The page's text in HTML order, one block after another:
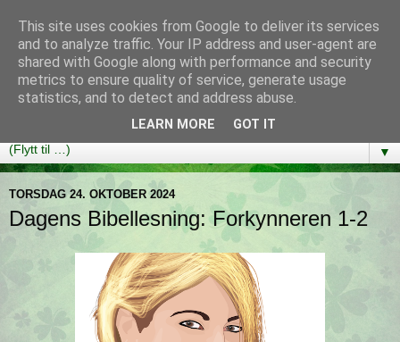
Bibelutfordringen
En bibelleseplan som hjelper deg med å lese gjennom hele
Bibelen på ett år!
▼
TORSDAG 24. OKTOBER 2024
Dagens Bibellesning: Forkynneren 1-2
This site uses cookies from Google to deliver its services
and to analyze traffic. Your IP address and user-agent are
shared with Google along with performance and security
metrics to ensure quality of service, generate usage
statistics, and to detect and address abuse.
LEARN MORE GOT IT